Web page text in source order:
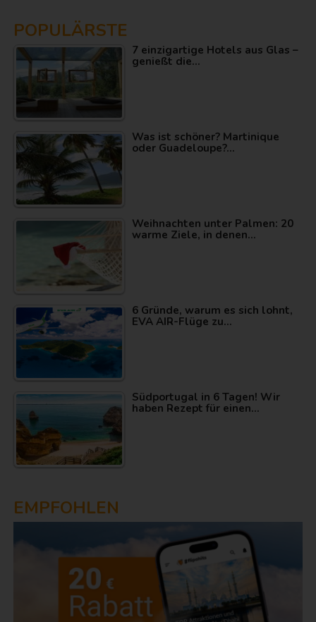
POPULÄRSTE
7 einzigartige Hotels aus Glas –
genießt die…
Was ist schöner? Martinique
oder Guadeloupe?…
Weihnachten unter Palmen: 20
warme Ziele, in denen…
6 Gründe, warum es sich lohnt,
EVA AIR-Flüge zu…
Südportugal in 6 Tagen! Wir
haben Rezept für einen…
EMPFOHLEN